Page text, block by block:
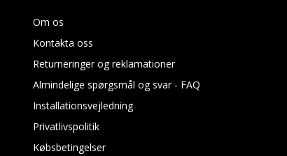
Om os
Kontakta oss
Returneringer og reklamationer
Almindelige spørgsmål og svar - FAQ
Installationsvejledning
Privatlivspolitik
Købsbetingelser